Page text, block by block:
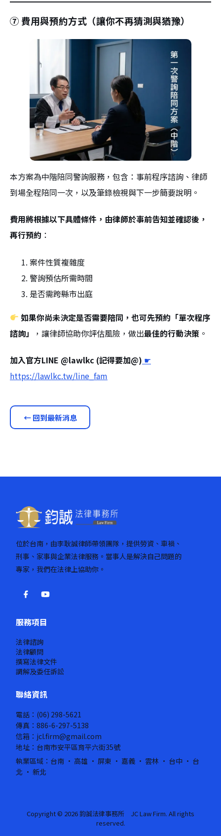
⑦ 費用與預約方式（讓你不再猜測與猶豫）
本方案為中階陪同警詢服務，包含：事前程序諮詢、律師
到場全程陪同一次，以及筆錄檢視與下一步簡要說明。
費用將根據以下具體條件，由律師於事前告知並確認後，
再行預約 ：
案件性質複雜度
警詢預估所需時間
是否需跨縣市出庭
如果你尚未決定是否需要陪同，也可先預約「單次程序
諮詢」
，讓律師協助你評估風險，做出最佳的行動決策 。
加入官方LINE @lawlkc (記得要加@) ☛
https://lawlkc.tw/line_fam
← 回到最新消息
位於台南，由李耿誠律師帶領團隊，提供勞資、車禍、
刑事、家事與企業法律服務。當事人是解決自己問題的
專家，我們在法律上協助你。
服務項目
法律諮詢
法律顧問
撰寫法律文件
調解及委任訴訟
聯絡資訊
電話：(06) 298-5621
傳真：886-6-297-5138
信箱：jcl.firm@gmail.com
地址：台南市安平區育平六街35號
執業區域：台南 · 高雄 · 屏東 · 嘉義 · 雲林 · 台中 · 台
北 · 新北
Copyright © 2026 鈞誠法律事務所 JC Law Firm. All rights
reserved.